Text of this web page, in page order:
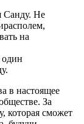
Санду. Не
на
один
в настоящее
За
которая сможет